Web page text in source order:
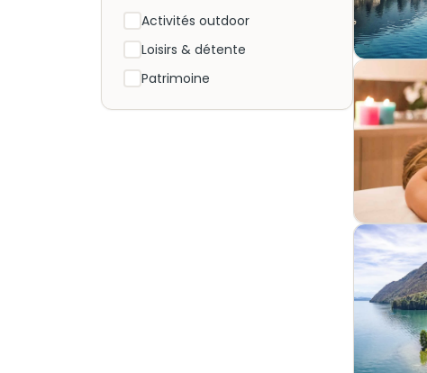
Activités outdoor
Loisirs & détente
Patrimoine